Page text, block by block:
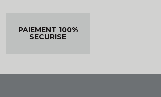
PAIEMENT 100%
SECURISE